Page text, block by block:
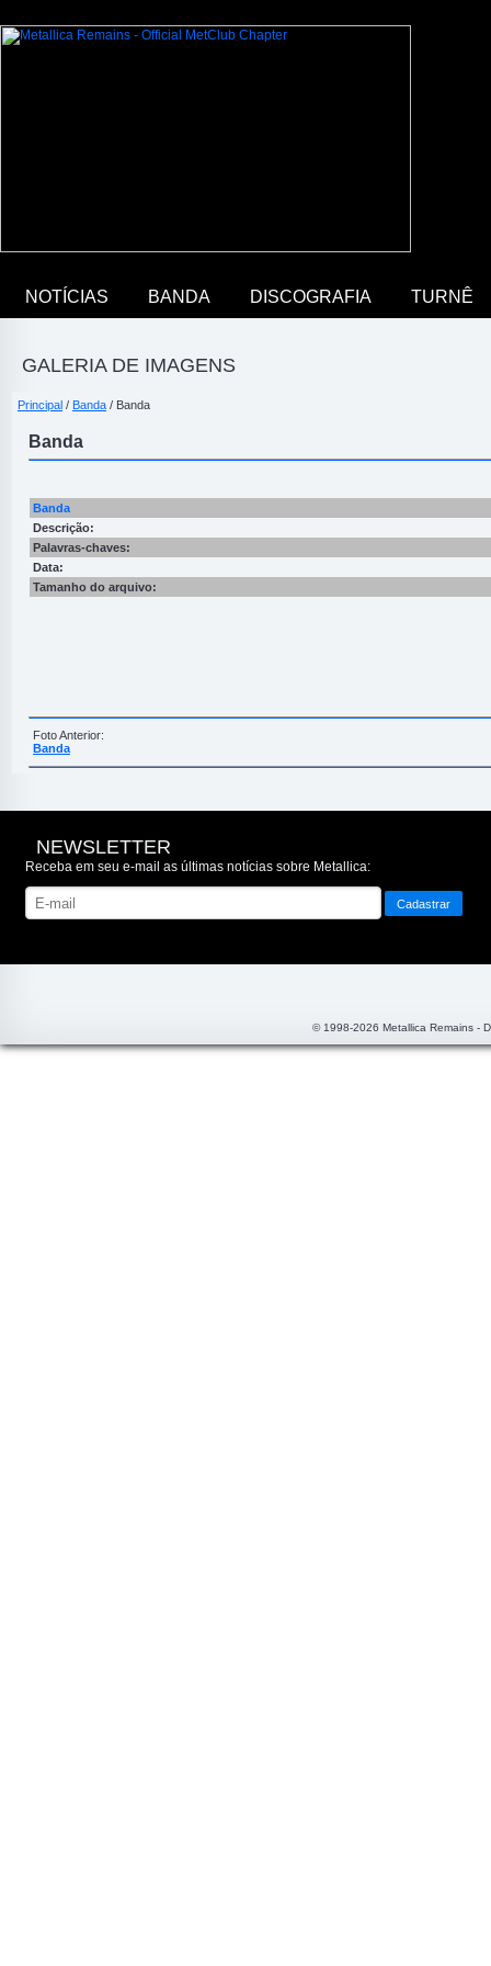
NOTÍCIAS BANDA DISCOGRAFIA TURNÊ
GALERIA DE IMAGENS
Principal / Banda / Banda
Banda
Banda
Descrição:
Palavras-chaves:
Data:
Tamanho do arquivo:
Foto Anterior:
Banda
NEWSLETTER
Receba em seu e-mail as últimas notícias sobre Metallica:
© 1998-2026 Metallica Remains -